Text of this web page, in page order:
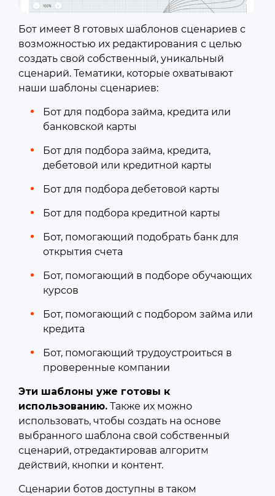
Бот имеет 8 готовых шаблонов сценариев с
возможностью их редактирования с целью
создать свой собственный, уникальный
сценарий. Тематики, которые охватывают
наши шаблоны сценариев:
Бот для подбора займа, кредита или
банковской карты
Бот для подбора займа, кредита,
дебетовой или кредитной карты
Бот для подбора дебетовой карты
Бот для подбора кредитной карты
Бот, помогающий подобрать банк для
открытия счета
Бот, помогающий в подборе обучающих
курсов
Бот, помогающий с подбором займа или
кредита
Бот, помогающий трудоустроиться в
проверенные компании
Эти шаблоны уже готовы к
использованию. Также их можно
использовать, чтобы создать на основе
выбранного шаблона свой собственный
сценарий, отредактировав алгоритм
действий, кнопки и контент.
Сценарии ботов доступны в таком